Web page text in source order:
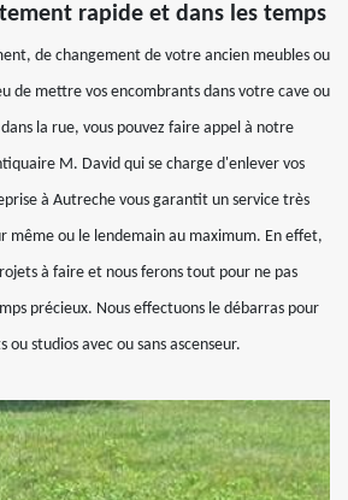
rapide et dans les temps
de changement de votre ancien meubles ou
de mettre vos encombrants dans votre cave ou
la rue, vous pouvez faire appel à notre
M. David qui se charge d'enlever vos
à Autreche vous garantit un service très
même ou le lendemain au maximum. En effet,
à faire et nous ferons tout pour ne pas
précieux. Nous effectuons le débarras pour
studios avec ou sans ascenseur.